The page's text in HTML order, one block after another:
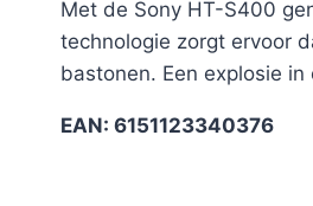
Met de Sony HT-S400
technologie zorgt ervoor
bastonen. Een explosie
EAN: 6151123340376